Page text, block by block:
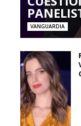
VANGUARDIA